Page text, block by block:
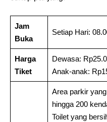
Jam
Buka
Setiap Hari:
Harga
Tiket
Dewasa:
Anak-anak:
Area parkir
hingga 200
Toilet yang